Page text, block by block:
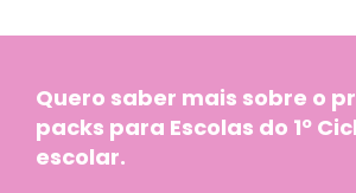
Quero saber mais sobre o
packs para Escolas do 1º
escolar.